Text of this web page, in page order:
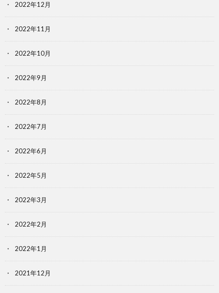
2022年12月
2022年11月
2022年10月
2022年9月
2022年8月
2022年7月
2022年6月
2022年5月
2022年3月
2022年2月
2022年1月
2021年12月